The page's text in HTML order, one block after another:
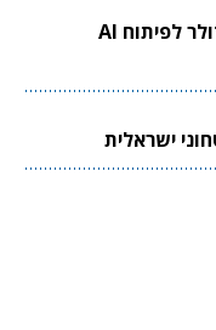
Limitless Labs גייסה 20 מיליון דולר לפיתוח AI